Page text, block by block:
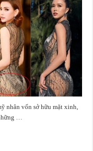
nhân vốn sở hữu mặt xinh,
…